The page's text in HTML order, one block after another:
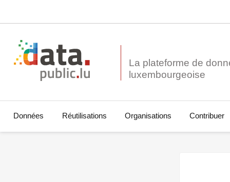
La plateforme de
Données Réutilisations Organisations Contribuer